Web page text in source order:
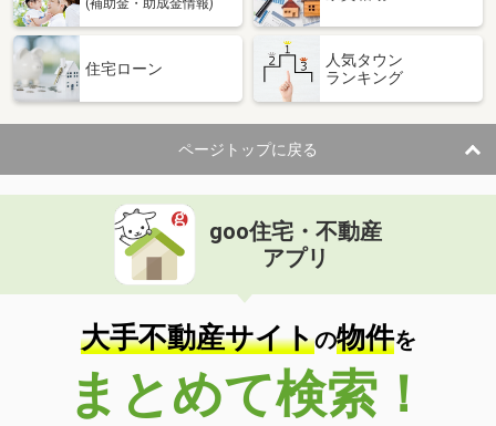
(補助金・助成金情報)
住宅ローン
人気タウン
ランキング
ページトップに戻る
goo住宅・不動産
アプリ
大手不動産サイトの物件を
まとめて検索！